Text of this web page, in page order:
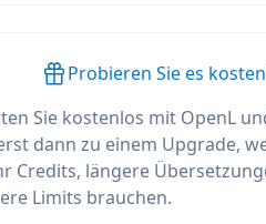
Probieren Sie es
Sie kostenlos mit OpenL
dann zu einem Upgrade,
Credits, längere
Limits brauchen.